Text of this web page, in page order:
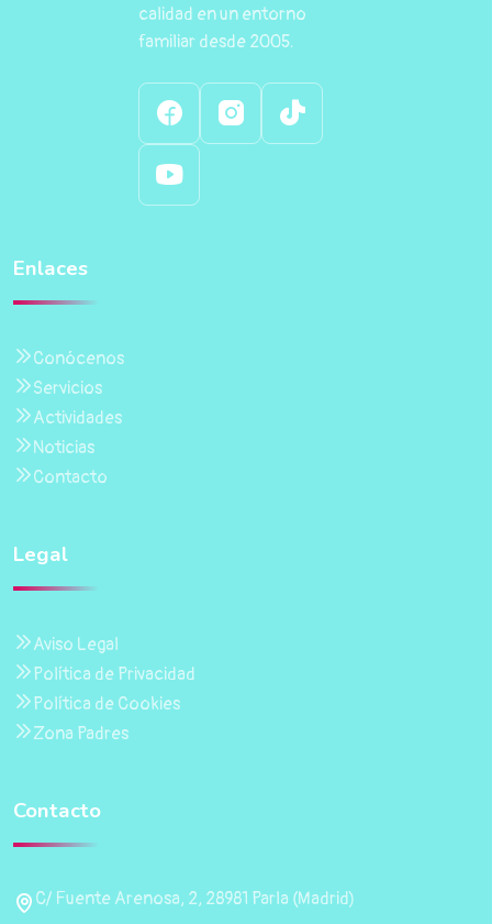
calidad en un entorno
familiar desde 2005.
Enlaces
Conócenos
Servicios
Actividades
Noticias
Contacto
Legal
Aviso Legal
Política de Privacidad
Política de Cookies
Zona Padres
Contacto
C/ Fuente Arenosa, 2, 28981 Parla (Madrid)